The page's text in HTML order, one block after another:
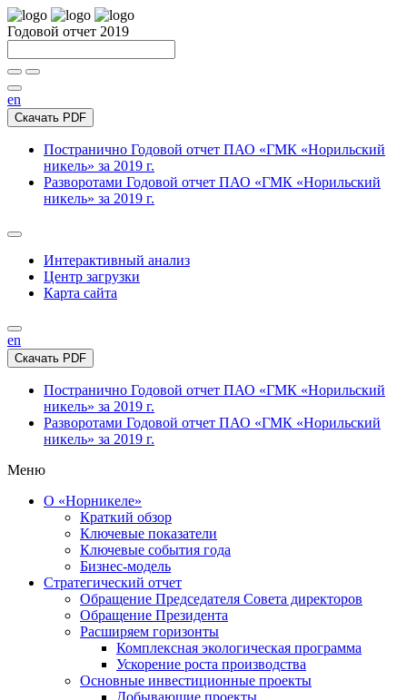
Годовой отчет 2019
en
Скачать PDF
Постранично Годовой отчет ПАО «ГМК «Норильский
никель» за 2019 г.
Разворотами Годовой отчет ПАО «ГМК «Норильский
никель» за 2019 г.
Интерактивный анализ
Центр загрузки
Карта сайта
en
Скачать PDF
Постранично Годовой отчет ПАО «ГМК «Норильский
никель» за 2019 г.
Разворотами Годовой отчет ПАО «ГМК «Норильский
никель» за 2019 г.
Меню
О «Норникеле»
Краткий обзор
Ключевые показатели
Ключевые события года
Бизнес-модель
Стратегический отчет
Обращение Председателя Совета директоров
Обращение Президента
Расширяем горизонты
Комплексная экологическая программа
Ускорение роста производства
Основные инвестиционные проекты
Добывающие проекты